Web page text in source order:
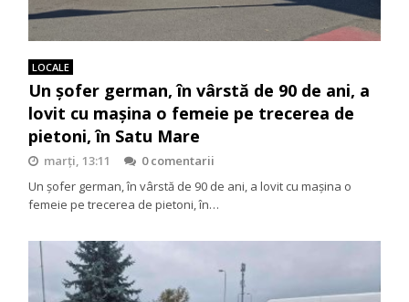
LOCALE
Un șofer german, în vârstă de 90 de ani, a
lovit cu mașina o femeie pe trecerea de
pietoni, în Satu Mare
marți, 13:11
0 comentarii
Un șofer german, în vârstă de 90 de ani, a lovit cu mașina o
femeie pe trecerea de pietoni, în…